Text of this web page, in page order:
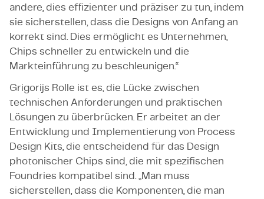
andere, dies effizienter und präziser zu tun, indem
sie sicherstellen, dass die Designs von Anfang an
korrekt sind. Dies ermöglicht es Unternehmen,
Chips schneller zu entwickeln und die
Markteinführung zu beschleunigen.“
Grigorijs Rolle ist es, die Lücke zwischen
technischen Anforderungen und praktischen
Lösungen zu überbrücken. Er arbeitet an der
Entwicklung und Implementierung von Process
Design Kits, die entscheidend für das Design
photonischer Chips sind, die mit spezifischen
Foundries kompatibel sind. „Man muss
sicherstellen, dass die Komponenten, die man